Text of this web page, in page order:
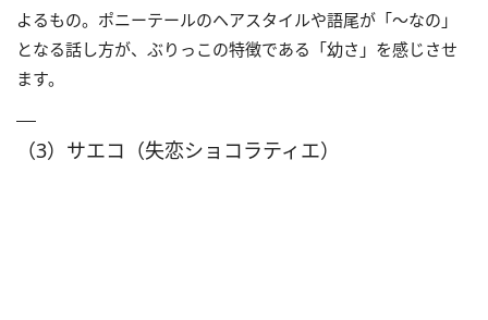
よるもの。ポニーテールのヘアスタイルや語尾が「～なの」
となる話し方が、ぶりっこの特徴である「幼さ」を感じさせ
ます。
（3）サエコ（失恋ショコラティエ）